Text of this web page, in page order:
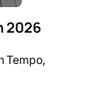
2026
Tempo,